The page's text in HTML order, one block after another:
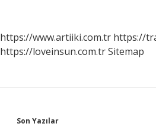
Halde
Gerçekleşir
https://www.artiiki.com.tr https://
https://loveinsun.com.trSitemap
Son Yazılar